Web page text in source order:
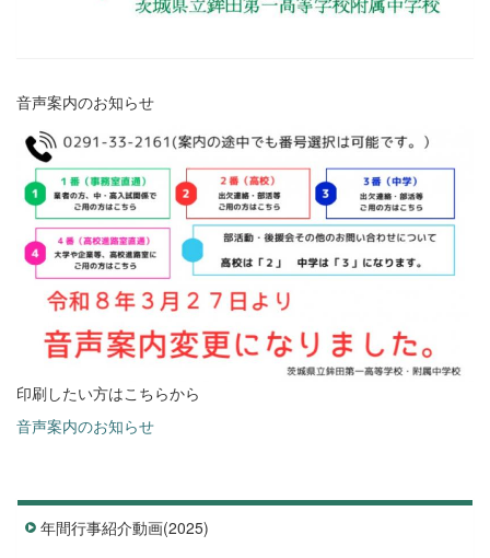
音声案内のお知らせ
印刷したい方はこちらから
音声案内のお知らせ
年間行事紹介動画(2025)